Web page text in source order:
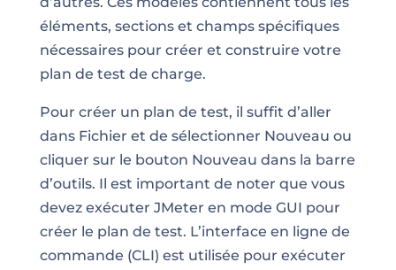
éléments, sections et champs spécifiques
nécessaires pour créer et construire votre
plan de test de charge.
Pour créer un plan de test, il suffit d’aller
dans Fichier et de sélectionner Nouveau ou
cliquer sur le bouton Nouveau dans la barre
d’outils. Il est important de noter que vous
devez exécuter JMeter en mode GUI pour
créer le plan de test. L’interface en ligne de
commande (CLI) est utilisée pour exécuter